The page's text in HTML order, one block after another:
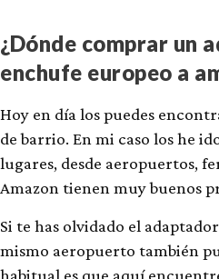
¿Dónde comprar un
enchufe europeo a
Hoy en día los puedes
de barrio. En mi caso los he
lugares, desde aeropuertos,
Amazon tienen muy buenos
Si te has olvidado el
mismo aeropuerto también
habitual es que aquí